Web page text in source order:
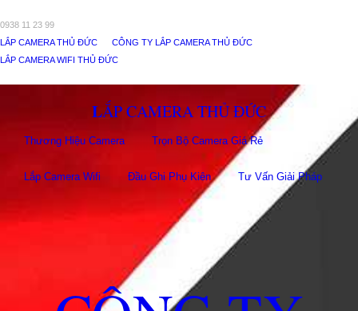
0938 11 23 99
LẮP CAMERA THỦ ĐỨC
CÔNG TY LẮP CAMERA THỦ ĐỨC
LẮP CAMERA WIFI THỦ ĐỨC
LẮP CAMERA THỦ ĐỨC
Thương Hiệu Camera Trọn Bộ Camera Giá Rẻ
Lắp Camera Wifi Đầu Ghi Phụ Kiên Tư Vấn Giải Pháp